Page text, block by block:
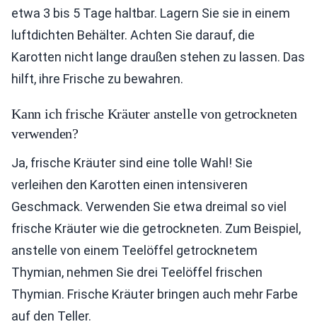
etwa 3 bis 5 Tage haltbar. Lagern Sie sie in einem
luftdichten Behälter. Achten Sie darauf, die
Karotten nicht lange draußen stehen zu lassen. Das
hilft, ihre Frische zu bewahren.
Kann ich frische Kräuter anstelle von getrockneten
verwenden?
Ja, frische Kräuter sind eine tolle Wahl! Sie
verleihen den Karotten einen intensiveren
Geschmack. Verwenden Sie etwa dreimal so viel
frische Kräuter wie die getrockneten. Zum Beispiel,
anstelle von einem Teelöffel getrocknetem
Thymian, nehmen Sie drei Teelöffel frischen
Thymian. Frische Kräuter bringen auch mehr Farbe
auf den Teller.